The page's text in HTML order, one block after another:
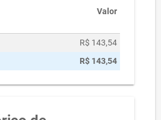
Valor
R$ 143,54
R$ 143,54